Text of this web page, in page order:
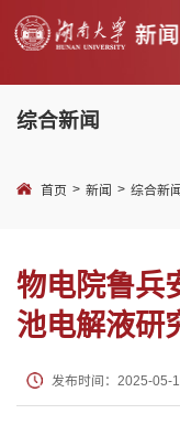
综合新闻
首页 > 新闻 > 综合新闻
物电院鲁兵
池电解液研
发布时间：2025-05-